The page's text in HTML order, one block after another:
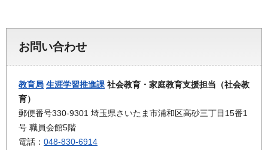
お問い合わせ
教育局 生涯学習推進課 社会教育・家庭教育支援担当（社会教
育）
郵便番号330-9301 埼玉県さいたま市浦和区高砂三丁目15番1
号 職員会館5階
電話： 048-830-6914